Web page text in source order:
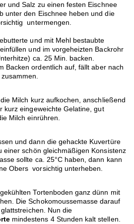
und Salz zu einen festen Eischnee
unter den Eischnee heben und die
untermengen.
und mit Mehl bestaubte
und im vorgeheizten Backrohr
ca. 25 Min. backen.
Backen ordentlich auf, fällt aber nach
Milch kurz aufkochen, anschließend
kurz eingeweichte Gelatine, gut
Milch einrühren.
und dann die gehackte Kuvertüre
einer schön gleichmäßigen Konsistenz
sollte ca. 25°C haben, dann kann
Obers vorsichtig unterheben.
Tortenboden ganz dünn mit
Die Schokomoussemasse darauf
Nun die
mindestens 4 Stunden kalt stellen.